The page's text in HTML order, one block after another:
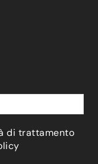
di trattamento